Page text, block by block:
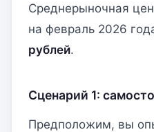
Среднерыночная
на февраль 2026
рублей.
Сценарий 1:
Предположим, вы